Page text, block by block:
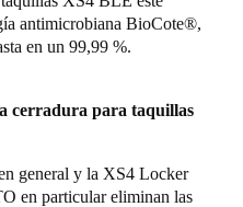
antimicrobiana BioCote®,
en un 99,99 %.
cerradura para taquillas
general y la XS4 Locker
en particular eliminan las